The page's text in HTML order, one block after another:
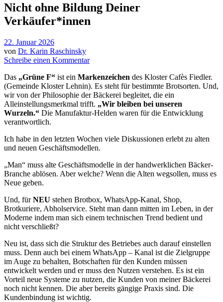
Nicht ohne Bildung Deiner
Verkäufer*innen
22. Januar 2026
von Dr. Karin Raschinsky
Schreibe einen Kommentar
Das „Grüne F“ ist ein Markenzeichen des Kloster Cafès Fiedler.
(Gemeinde Kloster Lehnin). Es steht für bestimmte Brotsorten. Und,
wir von der Philosophie der Bäckerei begleitet, die ein
Alleinstellungsmerkmal trifft. „Wir bleiben bei unseren
Wurzeln.“ Die Manufaktur-Helden waren für die Entwicklung
verantwortlich.
Ich habe in den letzten Wochen viele Diskussionen erlebt zu alten
und neuen Geschäftsmodellen.
„Man“ muss alte Geschäftsmodelle in der handwerklichen Bäcker-
Branche ablösen. Aber welche? Wenn die Alten wegsollen, muss es
Neue geben.
Und, fürNEU stehen Brotbox, WhatsApp-Kanal, Shop,
Brotkuriere, Abholservice. Steht man dann mitten im Leben, in der
Moderne indem man sich einem technischen Trend bedient und
nicht verschließt?
Neu ist, dass sich die Struktur des Betriebes auch darauf einstellen
muss. Denn auch bei einem WhatsApp – Kanal ist die Zielgruppe
im Auge zu behalten, Botschaften für den Kunden müssen
entwickelt werden und er muss den Nutzen verstehen. Es ist ein
Vorteil neue Systeme zu nutzen, die Kunden von meiner Bäckerei
noch nicht kennen. Die aber bereits gängige Praxis sind. Die
Kundenbindung ist wichtig.